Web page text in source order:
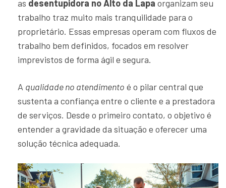
as desentupidora no Alto da Lapa organizam seu
trabalho traz muito mais tranquilidade para o
proprietário. Essas empresas operam com fluxos de
trabalho bem definidos, focados em resolver
imprevistos de forma ágil e segura.
A qualidade no atendimento é o pilar central que
sustenta a confiança entre o cliente e a prestadora
de serviços. Desde o primeiro contato, o objetivo é
entender a gravidade da situação e oferecer uma
solução técnica adequada.